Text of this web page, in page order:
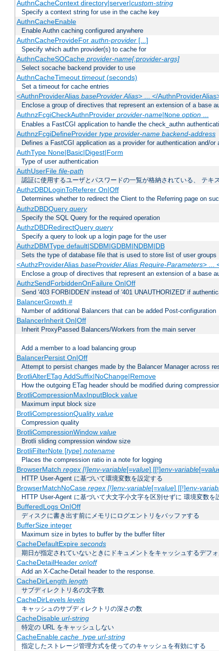
AuthnCacheContext directory|server|custom-string
Specify a context string for use in the cache key
AuthnCacheEnable
Enable Authn caching configured anywhere
AuthnCacheProvideFor authn-provider[...]
Specify which authn provider(s) to cache for
AuthnCacheSOCache provider-name[:provider-args]
Select socache backend provider to use
AuthnCacheTimeout timeout(seconds)
Set a timeout for cache entries
<AuthnProviderAlias baseProvider Alias> ... </
Enclose a group of directives that represent an extension of a base
AuthnzFcgiCheckAuthnProvider provider-name|None option...
Enables a FastCGI application to handle the check_authn
AuthnzFcgiDefineProvider type provider-name backend-address
Defines a FastCGI application as a provider for authentication and/or
AuthType None|Basic|Digest|Form
Type of user authentication
AuthUserFile file-path
認証に使用するユーザとパスワードの一覧が格納されている、 テキ
AuthzDBDLoginToReferer On|Off
Determines whether to redirect the Client to the Referring page on
AuthzDBDQuery query
Specify the SQL Query for the required operation
AuthzDBDRedirectQuery query
Specify a query to look up a login page for the user
AuthzDBMType default|SDBM|GDBM|NDBM|DB
Sets the type of database file that is used to store list of user groups
<AuthzProviderAlias baseProvider Alias Require-Parameters> ...
Enclose a group of directives that represent an extension of a base
AuthzSendForbiddenOnFailure On|Off
Send '403 FORBIDDEN' instead of '401 UNAUTHORIZED' if
BalancerGrowth #
Number of additional Balancers that can be added Post-configuration
BalancerInherit On|Off
Inherit ProxyPassed Balancers/Workers from the main server
Add a member to a load balancing group
BalancerPersist On|Off
Attempt to persist changes made by the Balancer Manager across
BrotliAlterETag AddSuffix|NoChange|Remove
How the outgoing ETag header should be modified during
BrotliCompressionMaxInputBlock value
Maximum input block size
BrotliCompressionQuality value
Compression quality
BrotliCompressionWindow value
Brotli sliding compression window size
BrotliFilterNote [type] notename
Places the compression ratio in a note for logging
BrowserMatch regex [!]env-variable[=value] [[!]env-variable[=
HTTP User-Agent に基づいて環境変数を設定する
BrowserMatchNoCase regex [!]env-variable[=value] [[!]env-
HTTP User-Agent に基づいて大文字小文字を区別せずに 環境変数を
BufferedLogs On|Off
ディスクに書き出す前にメモリにログエントリをバッファする
BufferSize integer
Maximum size in bytes to buffer by the buffer filter
CacheDefaultExpire seconds
期日が指定されていないときにドキュメントをキャッシュするデフ
CacheDetailHeader on|off
Add an X-Cache-Detail header to the response.
CacheDirLength length
サブディレクトリ名の文字数
CacheDirLevels levels
キャッシュのサブディレクトリの深さの数
CacheDisable url-string
特定の URL をキャッシュしない
CacheEnable cache_type url-string
指定したストレージ管理方式を使ってのキャッシュを有効にする